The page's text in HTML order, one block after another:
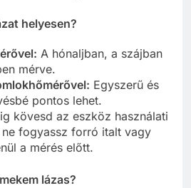
helyesen?
A hónaljban, a szájban
mérve.
Egyszerű és
pontos lehet.
kövesd az eszköz használati
ne fogyassz forró italt vagy
a mérés előtt.
lázas?